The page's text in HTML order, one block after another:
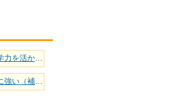
英語など語学力を活かせる
定期テストに強い（補習型）